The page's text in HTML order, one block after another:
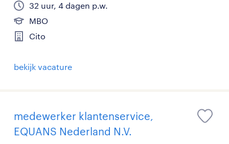
32 uur, 4 dagen p.w.
MBO
Cito
bekijk vacature
medewerker klantenservice,
EQUANS Nederland N.V.